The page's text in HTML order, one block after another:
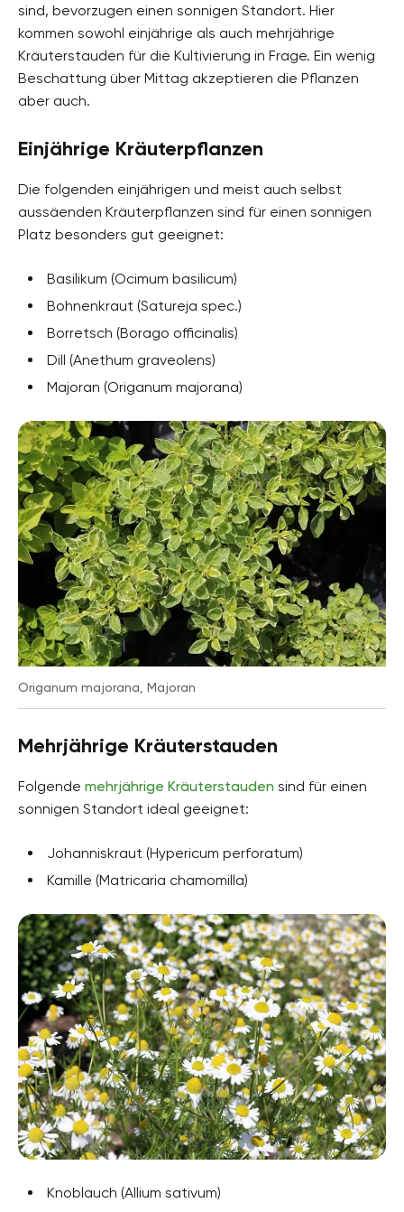
sind, bevorzugen einen sonnigen Standort. Hier
kommen sowohl einjährige als auch mehrjährige
Kräuterstauden für die Kultivierung in Frage. Ein wenig
Beschattung über Mittag akzeptieren die Pflanzen
aber auch.
Einjährige Kräuterpflanzen
Die folgenden einjährigen und meist auch selbst
aussäenden Kräuterpflanzen sind für einen sonnigen
Platz besonders gut geeignet:
Basilikum (Ocimum basilicum)
Bohnenkraut (Satureja spec.)
Borretsch (Borago officinalis)
Dill (Anethum graveolens)
Majoran (Origanum majorana)
Origanum majorana, Majoran
Mehrjährige Kräuterstauden
Folgende mehrjährige Kräuterstauden sind für einen
sonnigen Standort ideal geeignet:
Johanniskraut (Hypericum perforatum)
Kamille (Matricaria chamomilla)
Knoblauch (Allium sativum)